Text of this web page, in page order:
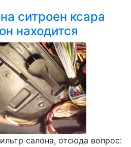
ситроен ксара
находится
салона, отсюда вопрос: